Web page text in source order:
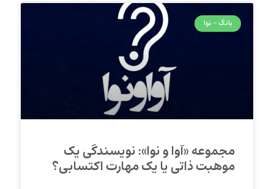
بانگ - نوا
مجموعه «آوا و نوا»: نویسندگی یک
موهبت ذاتی یا یک مهارت اکتسابی؟